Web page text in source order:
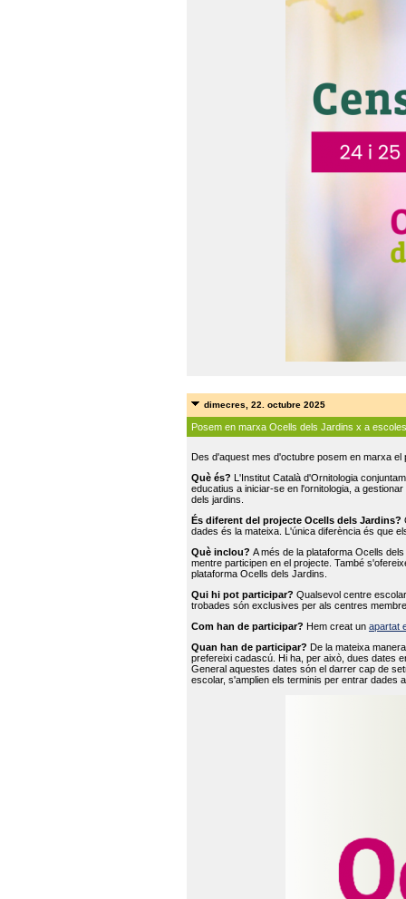
dimecres, 22. octubre 2025
Posem en marxa Ocells dels Jardins x a escoles
Des d'aquest mes d'octubre posem en marxa
Què és? L'Institut Català d'Ornitologia
educatius a iniciar-se en l'ornitologia, a
dels jardins.
És diferent del projecte Ocells dels Jardins?
dades és la mateixa. L'única diferència és que
Què inclou? A més de la plataforma Ocells
mentre participen en el projecte. També
plataforma Ocells dels Jardins.
Qui hi pot participar? Qualsevol centre
trobades són exclusives per als centres
Com han de participar? Hem creat un apartat
Quan han de participar? De la mateixa
prefereixi cadascú. Hi ha, per això, dues dates
General aquestes dates són el darrer cap de
escolar, s'amplien els terminis per entrar dades